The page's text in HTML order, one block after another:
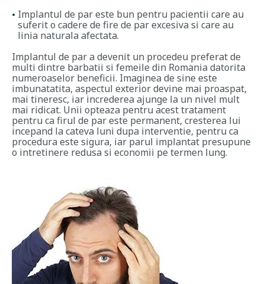
Implantul de par este bun pentru pacientii care au
suferit o cadere de fire de par excesiva si care au
linia naturala afectata.
Implantul de par a devenit un procedeu preferat de
multi dintre barbatii si femeile din Romania datorita
numeroaselor beneficii. Imaginea de sine este
imbunatatita, aspectul exterior devine mai proaspat,
mai tineresc, iar increderea ajunge la un nivel mult
mai ridicat. Unii opteaza pentru acest tratament
pentru ca firul de par este permanent, cresterea lui
incepand la cateva luni dupa interventie, pentru ca
procedura este sigura, iar parul implantat presupune
o intretinere redusa si economii pe termen lung.